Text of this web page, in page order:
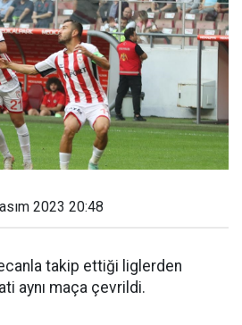
2023 20:48
takip ettiği liglerden
aynı maça çevrildi.